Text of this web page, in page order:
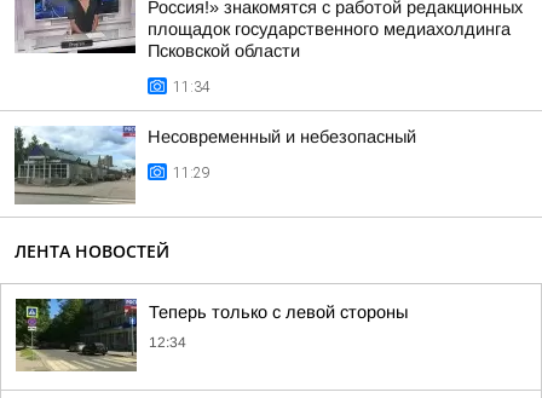
Россия!» знакомятся с работой редакционных
площадок государственного медиахолдинга
Псковской области
11:34
Несовременный и небезопасный
11:29
ЛЕНТА НОВОСТЕЙ
Теперь только с левой стороны
12:34